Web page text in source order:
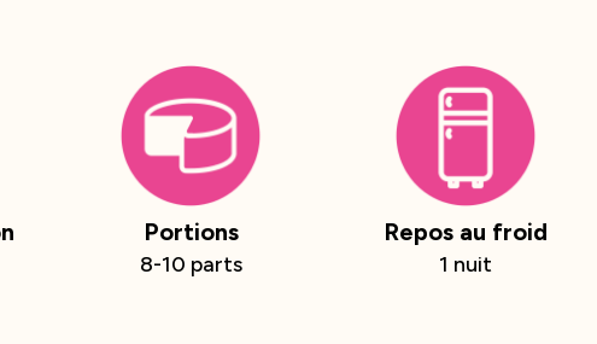
Portions
8-10 parts
Repos au froid
1 nuit